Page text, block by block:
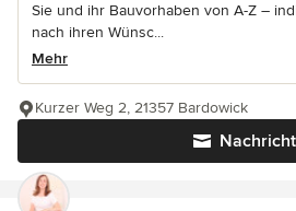
Sie und ihr Bauvorhaben von A-Z –
nach ihren Wünsc...
Mehr
Nachricht
Kurzer Weg 2, 21357 Bardowick